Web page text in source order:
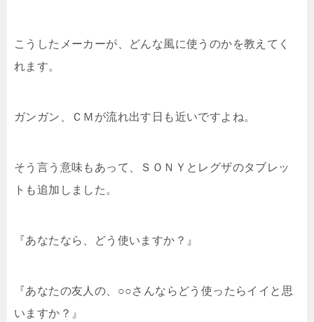
こうしたメーカーが、どんな風に使うのかを教えてく
れます。
ガンガン、ＣＭが流れ出す日も近いですよね。
そう言う意味もあって、ＳＯＮＹとレグザのタブレッ
トも追加しました。
『あなたなら、どう使いますか？』
『あなたの友人の、○○さんならどう使ったらイイと思
いますか？』